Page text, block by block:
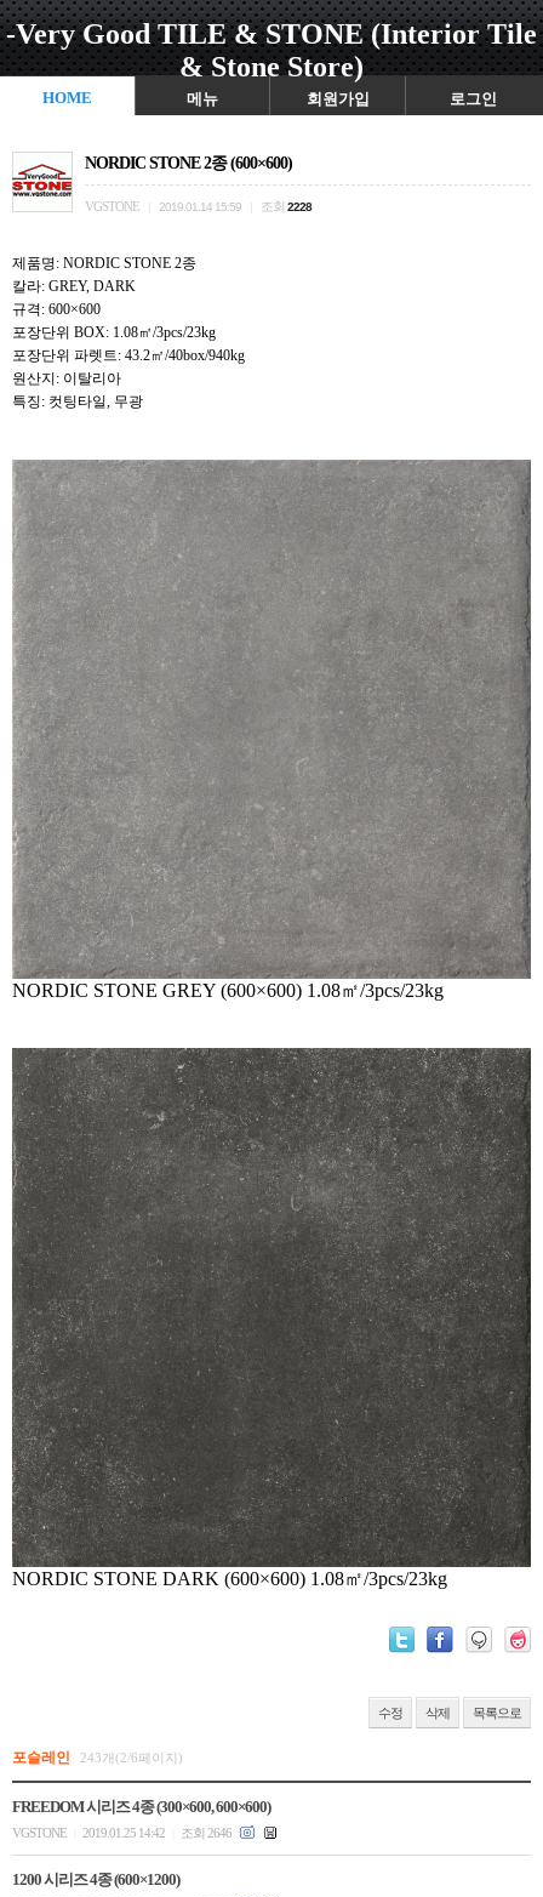
-Very Good TILE & STONE (Interior Tile
& Stone Store)
HOME 메뉴 회원가입 로그인
NORDIC STONE 2종 (600×600)
VGSTONE 2019.01.14 15:59 조회 2228
제품명: NORDIC STONE 2종
칼라: GREY, DARK
규격: 600×600
포장단위 BOX: 1.08㎡/3pcs/23kg
포장단위 파렛트: 43.2㎡/40box/940kg
원산지: 이탈리아
특징: 컷팅타일, 무광
NORDIC STONE GREY (600×600) 1.08㎡/3pcs/23kg
NORDIC STONE DARK (600×600) 1.08㎡/3pcs/23kg
수정 삭제 목록으로
포슬레인 243개(2/6페이지)
FREEDOM 시리즈 4종 (300×600, 600×600)
VGSTONE 2019.01.25 14:42 조회 2646
1200 시리즈 4종 (600×1200)